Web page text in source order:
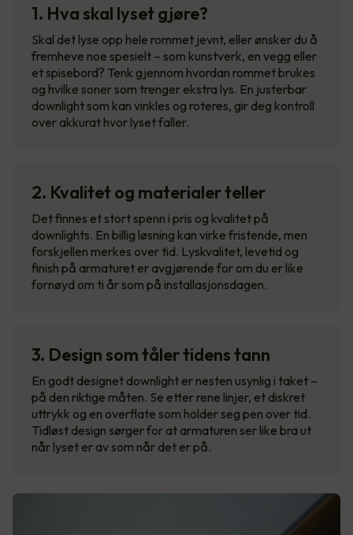
1. Hva skal lyset gjøre?
Skal det lyse opp hele rommet jevnt, eller ønsker du å
fremheve noe spesielt – som kunstverk, en vegg eller
et spisebord? Tenk gjennom hvordan rommet brukes
og hvilke soner som trenger ekstra lys. En justerbar
downlight som kan vinkles og roteres, gir deg kontroll
over akkurat hvor lyset faller.
2. Kvalitet og materialer teller
Det finnes et stort spenn i pris og kvalitet på
downlights. En billig løsning kan virke fristende, men
forskjellen merkes over tid. Lyskvalitet, levetid og
finish på armaturet er avgjørende for om du er like
fornøyd om ti år som på installasjonsdagen.
3. Design som tåler tidens tann
En godt designet downlight er nesten usynlig i taket –
på den riktige måten. Se etter rene linjer, et diskret
uttrykk og en overflate som holder seg pen over tid.
Tidløst design sørger for at armaturen ser like bra ut
når lyset er av som når det er på.